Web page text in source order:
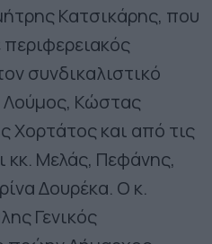
Κατσικάρης, που
συνδικαλιστικό
Λούμος, Κώστας
και από τις
κκ. Μελάς, Πεφάνης,
Δουρέκα. Ο κ.
Γενικός